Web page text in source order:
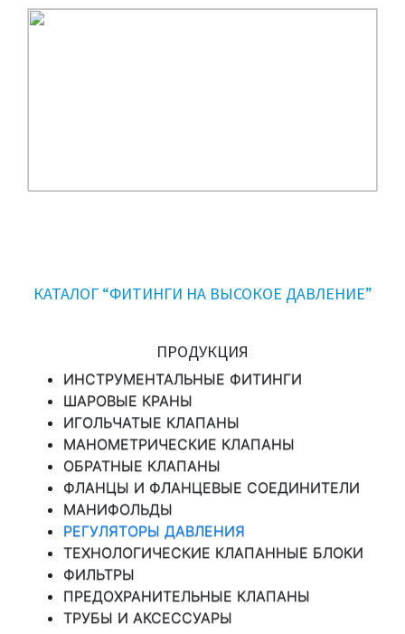
КАТАЛОГ “ФИТИНГИ НА ВЫСОКОЕ ДАВЛЕНИЕ”
ПРОДУКЦИЯ
ИНСТРУМЕНТАЛЬНЫЕ ФИТИНГИ
ШАРОВЫЕ КРАНЫ
ИГОЛЬЧАТЫЕ КЛАПАНЫ
МАНОМЕТРИЧЕСКИЕ КЛАПАНЫ
ОБРАТНЫЕ КЛАПАНЫ
ФЛАНЦЫ И ФЛАНЦЕВЫЕ СОЕДИНИТЕЛИ
МАНИФОЛЬДЫ
РЕГУЛЯТОРЫ ДАВЛЕНИЯ
ТЕХНОЛОГИЧЕСКИЕ КЛАПАННЫЕ БЛОКИ
ФИЛЬТРЫ
ПРЕДОХРАНИТЕЛЬНЫЕ КЛАПАНЫ
ТРУБЫ И АКСЕССУАРЫ